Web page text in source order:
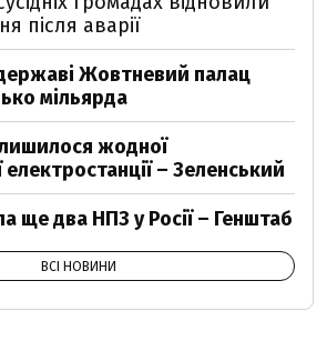
після аварії
Жовтневий палац
мільярда
жодної
– Зеленський
ще два НПЗ у Росії – Генштаб
ВСІ НОВИНИ